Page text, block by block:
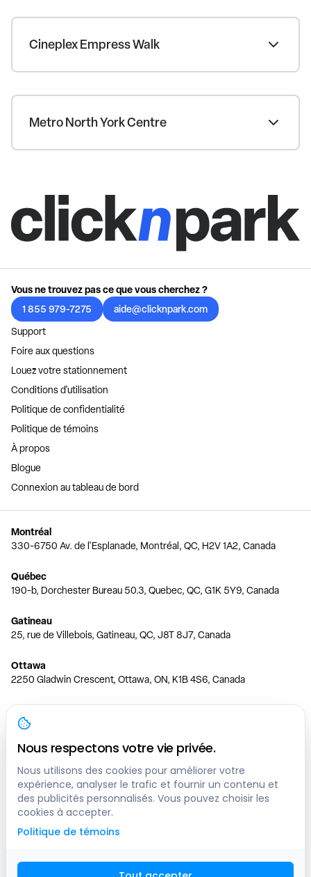
Cineplex Empress Walk
Metro North York Centre
Vous ne trouvez pas ce que vous cherchez ?
1 855 979-7275
aide@clicknpark.com
Support
Foire aux questions
Louez votre stationnement
Conditions d'utilisation
Politique de confidentialité
Politique de témoins
À propos
Blogue
Connexion au tableau de bord
Montréal
330-6750 Av. de l'Esplanade, Montréal, QC, H2V 1A2, Canada
Québec
190-b, Dorchester Bureau 50.3, Quebec, QC, G1K 5Y9, Canada
Gatineau
25, rue de Villebois, Gatineau, QC, J8T 8J7, Canada
Ottawa
2250 Gladwin Crescent, Ottawa, ON, K1B 4S6, Canada
Toronto
150 Ferrand Dr, 6th Floor, Toronto, ON, M3C 3E5, Canada
Vancouver
1200 W 73rd Ave #1415, Vancouver, BC, V6P 6G5, Canada
Calgary
444 5 Ave SW #400 Calgary, AB, T2P 2T8, Canada
Nous respectons votre vie privée.
Nous utilisons des cookies pour améliorer votre
expérience, analyser le trafic et fournir un contenu et
des publicités personnalisés. Vous pouvez choisir les
cookies à accepter.
Politique de témoins